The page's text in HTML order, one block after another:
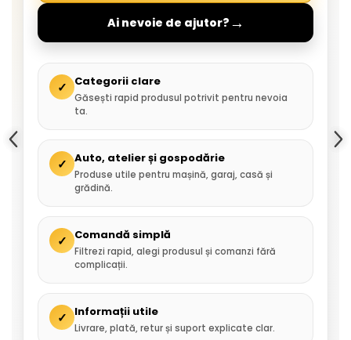
Ai nevoie de ajutor? →
✓ Categorii clare
Găsești rapid produsul potrivit pentru nevoia
ta.
✓ Auto, atelier și gospodărie
Produse utile pentru mașină, garaj, casă și
grădină.
✓ Comandă simplă
Filtrezi rapid, alegi produsul și comanzi fără
complicații.
✓ Informații utile
Livrare, plată, retur și suport explicate clar.